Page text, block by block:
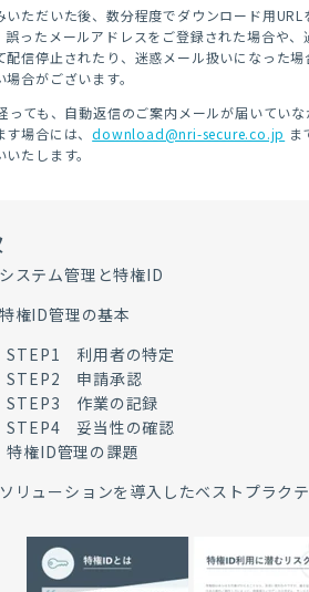
いただいた後、数分程度でダウンロード用
誤ったメールアドレスをご登録された場合や、
配信停止されたり、迷惑メール扱いになった
合がございます。
っても、自動返信のご案内メールが届いてい
す場合には、download@nri-secure.co.jp ま
たします。
ステム管理と特権ID
権ID管理の基本
STEP1 利用者の特定
STEP2 申請承認
STEP3 作業の記録
STEP4 妥当性の確認
特権ID管理の課題
ューションを導入したベストプラク